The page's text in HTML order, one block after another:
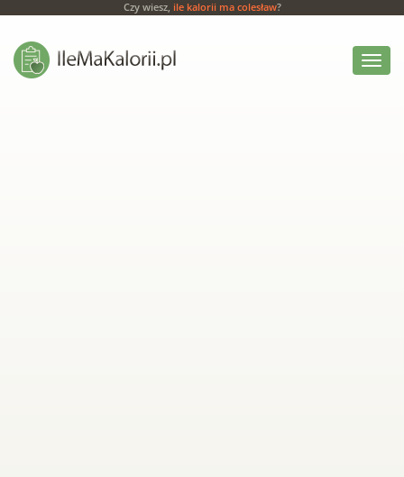
Czy wiesz, ile kalorii ma colesław?
Włącz
menu